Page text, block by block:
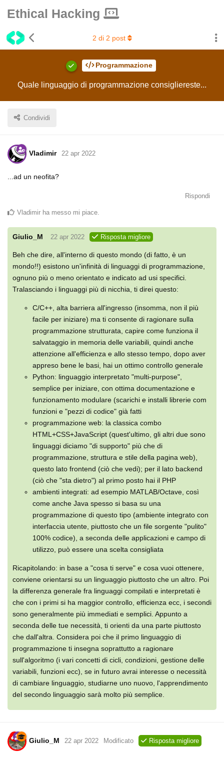
Ethical Hacking
Programmazione
Quale linguaggio di programmazione consigliereste...
Condividi
2 di 2 post
Vladimir 22 apr 2022
...ad un neofita?
Rispondi
Vladimir ha messo mi piace
Giulio_M 22 apr 2022 Risposta migliore
Beh che dire, all'interno di questo mondo (di fatto, è un
mondo!!) esistono un'infinità di linguaggi di programmazione,
ognuno più o meno orientato e indicato ad usi specifici.
Tralasciando i linguaggi più di nicchia, ti direi questo:
C/C++, alta barriera all'ingresso (insomma, non il più
facile per iniziare) ma ti consente di ragionare sulla
programmazione strutturata, capire come funziona il
salvataggio in memoria delle variabili, quindi anche
attenzione all'efficienza e allo stesso tempo, dopo aver
appreso bene le basi, hai un ottimo controllo generale
Python: linguaggio interpretato "multi-purpose",
semplice per iniziare, con ottima documentazione e
funzionamento modulare (scarichi e installi librerie com
funzioni e "pezzi di codice" già fatti
programmazione web: la classica combo
HTML+CSS+JavaScript (quest'ultimo, gli altri due sono
linguaggi diciamo "di supporto" più che di
programmazione, struttura e stile della pagina web),
questo lato frontend (ciò che vedi); per il lato backend
(ciò che "sta dietro") al primo posto hai il PHP
ambienti integrati: ad esempio MATLAB/Octave, così
come anche Java spesso si basa su una
programmazione di questo tipo (ambiente integrato con
interfaccia utente, piuttosto che un file sorgente "pulito"
100% codice), a seconda delle applicazioni e campo di
utilizzo, può essere una scelta consigliata
Ricapitolando: in base a "cosa ti serve" e cosa vuoi ottenere,
conviene orientarsi su un linguaggio piuttosto che un altro. Poi
la differenza generale fra linguaggi compilati e interpretati è
che con i primi si ha maggior controllo, efficienza ecc, i secondi
sono generalmente più immediati e semplici. Appunto a
seconda delle tue necessità, ti orienti da una parte piuttosto
che dall'altra. Considera poi che il primo linguaggio di
programmazione ti insegna soprattutto a ragionare
sull'algoritmo (i vari concetti di cicli, condizioni, gestione delle
variabili, funzioni ecc), se in futuro avrai interesse o necessità
di cambiare linguaggio, studiarne uno nuovo, l'apprendimento
del secondo linguaggio sarà molto più semplice.
Giulio_M 22 apr 2022 Modificato Risposta migliore